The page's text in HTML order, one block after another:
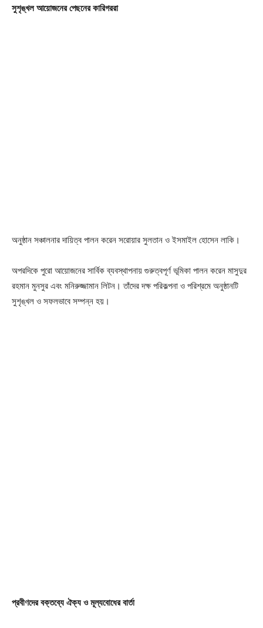
সুশৃঙ্খল আয়োজনের পেছনের কারিগররা
অনুষ্ঠান সঞ্চালনার দায়িত্ব পালন করেন সরোয়ার সুলতান ও ইসমাইল হোসেন লাকি।
অপরদিকে পুরো আয়োজনের সার্বিক ব্যবস্থাপনায় গুরুত্বপূর্ণ ভূমিকা পালন করেন মাসুদুর
রহমান মুনসুর এবং মনিরুজ্জামান লিটন। তাঁদের দক্ষ পরিকল্পনা ও পরিশ্রমে অনুষ্ঠানটি
সুশৃঙ্খল ও সফলভাবে সম্পন্ন হয়।
প্রবীণদের বক্তব্যে ঐক্য ও মূল্যবোধের বার্তা